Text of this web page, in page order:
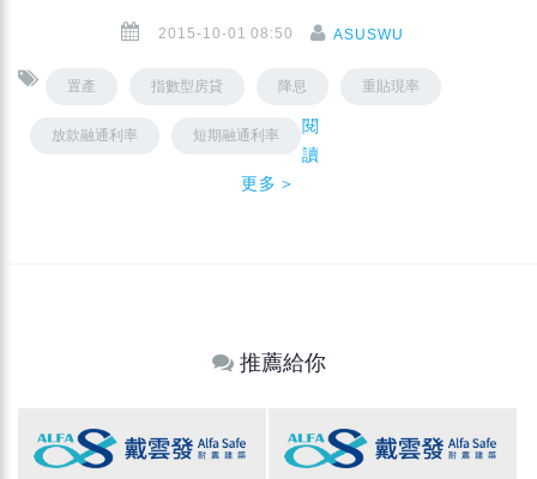
2015-10-01 08:50 ASUSWU
置產 指數型房貸 降息 重貼現率
放款融通利率 短期融通利率
閱
讀
更多＞
推薦給你